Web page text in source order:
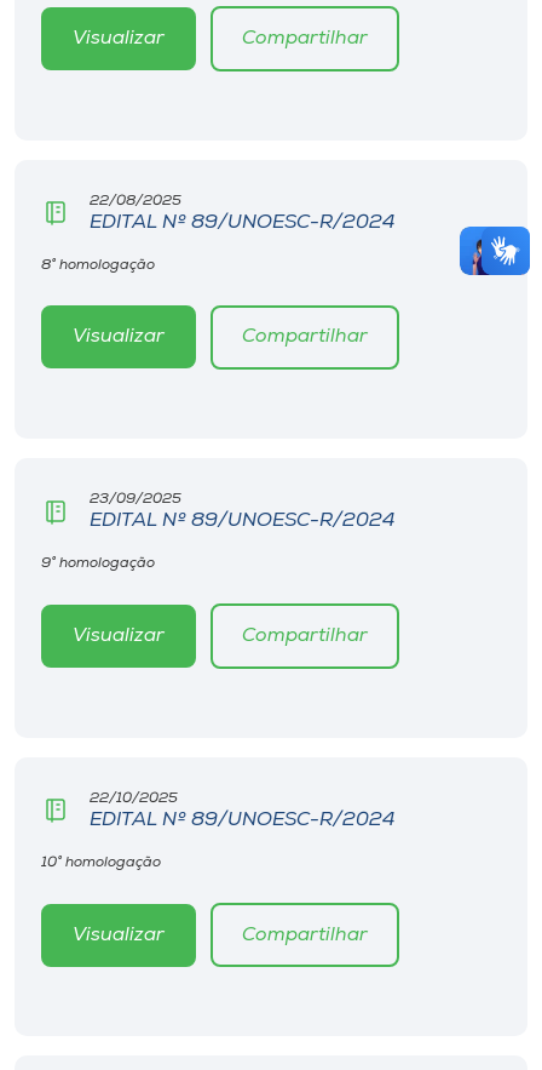
Visualizar Compartilhar
22/08/2025
EDITAL Nº 89/UNOESC-R/2024
8° homologação
Visualizar Compartilhar
23/09/2025
EDITAL Nº 89/UNOESC-R/2024
9° homologação
Visualizar Compartilhar
22/10/2025
EDITAL Nº 89/UNOESC-R/2024
10° homologação
Visualizar Compartilhar